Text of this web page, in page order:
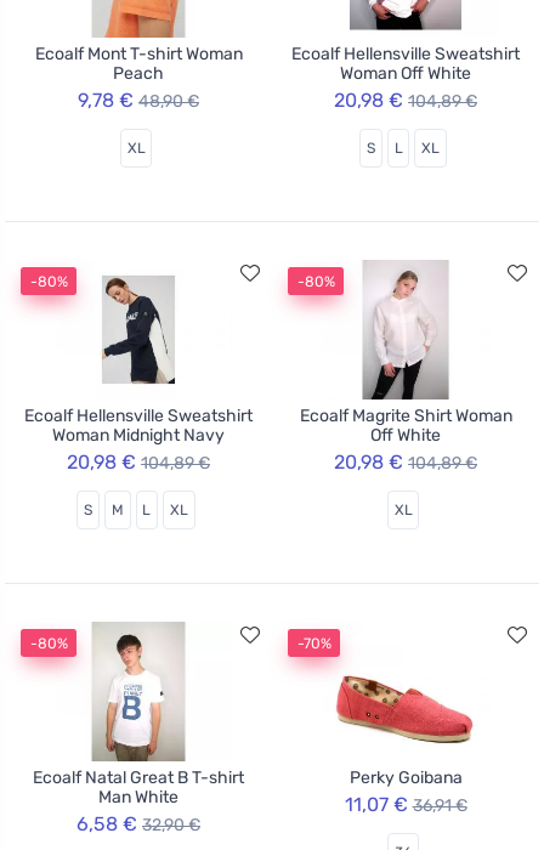
Ecoalf Mont T-shirt Woman
Peach
9,78 € 48,90 €
XL
Ecoalf Hellensville Sweatshirt
Woman Off White
20,98 € 104,89 €
S L XL
-80%
Ecoalf Hellensville Sweatshirt
Woman Midnight Navy
20,98 € 104,89 €
S M L XL
-80%
Ecoalf Magrite Shirt Woman
Off White
20,98 € 104,89 €
XL
-80%
Ecoalf Natal Great B T-shirt
Man White
6,58 € 32,90 €
-70%
Perky Goibana
11,07 € 36,91 €